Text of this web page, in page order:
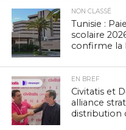
NON CLASSÉ
Tunisie :
scolaire
confirme la
EN BREF
Civitatis et
alliance
distribution